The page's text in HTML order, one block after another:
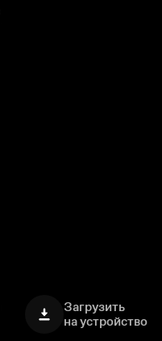
Загрузить
на устройство